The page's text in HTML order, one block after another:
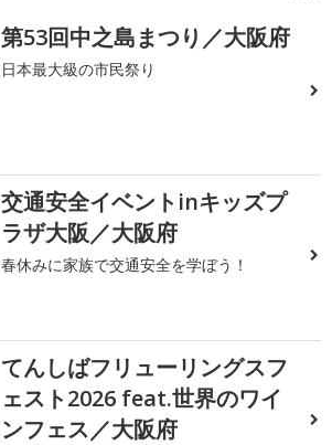
第53回中之島まつり／大阪府
日本最大級の市民祭り
交通安全イベントinキッズプ
ラザ大阪／大阪府
春休みに家族で交通安全を学ぼう！
てんしばフリューリングスフ
ェスト2026 feat.世界のワイ
ンフェス／大阪府